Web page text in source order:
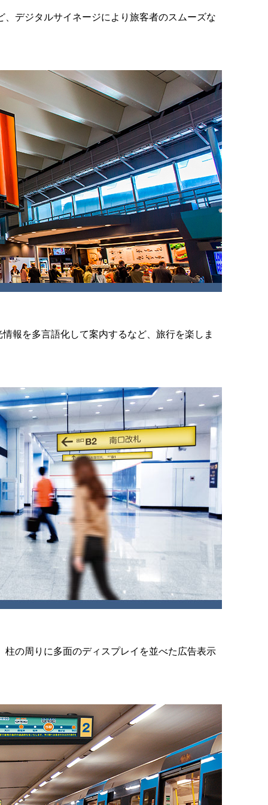
デジタルサイネージにより旅客者のスムーズな
報を多言語化して案内するなど、旅行を楽しま
の周りに多面のディスプレイを並べた広告表示